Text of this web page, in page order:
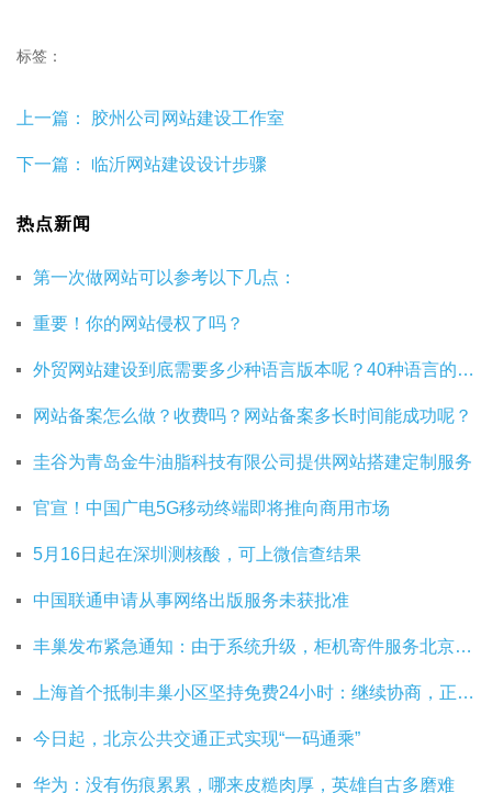
标签：
上一篇： 胶州公司网站建设工作室
下一篇： 临沂网站建设设计步骤
热点新闻
第一次做网站可以参考以下几点：
重要！你的网站侵权了吗？
外贸网站建设到底需要多少种语言版本呢？40种语言的网站建设有必要吗？
网站备案怎么做？收费吗？网站备案多长时间能成功呢？
圭谷为青岛金牛油脂科技有限公司提供网站搭建定制服务
官宣！中国广电5G移动终端即将推向商用市场
5月16日起在深圳测核酸，可上微信查结果
中国联通申请从事网络出版服务未获批准
丰巢发布紧急通知：由于系统升级，柜机寄件服务北京双向关停
上海首个抵制丰巢小区坚持免费24小时：继续协商，正在自建快递中转站
今日起，北京公共交通正式实现“一码通乘”
华为：没有伤痕累累，哪来皮糙肉厚，英雄自古多磨难